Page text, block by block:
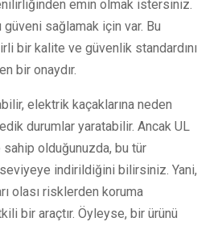
emin olmak istersiniz.
sağlamak için var. Bu
bir kalite ve güvenlik standardını
bir onaydır.
elektrik kaçaklarına neden
durumlar yaratabilir. Ancak UL
olduğunuzda, bu tür
indirildiğini bilirsiniz. Yani,
olası risklerden koruma
bir araçtır. Öyleyse, bir ürünü